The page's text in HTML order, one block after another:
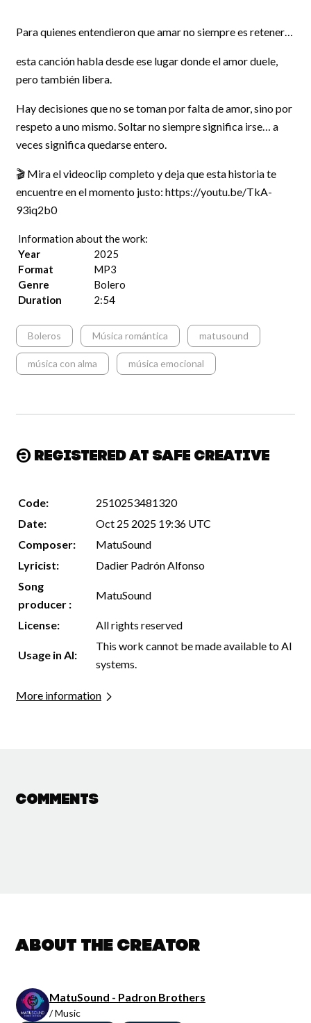
Para quienes entendieron que amar no siempre es retener…
esta canción habla desde ese lugar donde el amor duele,
pero también libera.
Hay decisiones que no se toman por falta de amor, sino por
respeto a uno mismo. Soltar no siempre significa irse… a
veces significa quedarse entero.
🎬 Mira el videoclip completo y deja que esta historia te
encuentre en el momento justo: https://youtu.be/TkA-
93iq2b0
Information about the work:
Year
2025
Format
MP3
Genre
Bolero
Duration
2:54
Boleros Música romántica matusound
música con alma música emocional
Registered at Safe Creative
Code:
2510253481320
Date:
Oct 25 2025 19:36 UTC
Composer:
MatuSound
Lyricist:
Dadier Padrón Alfonso
Song
producer :
MatuSound
License: All rights reserved
Usage in AI:
This work cannot be made available to AI
systems.
More information
Comments
About the creator
MatuSound - Padron Brothers
/ Music